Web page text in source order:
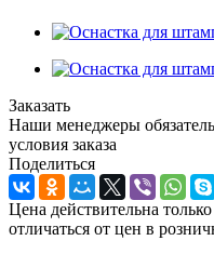
Заказать
Наши менеджеры
условия заказа
Поделиться
Цена действительна
отличаться от цен в